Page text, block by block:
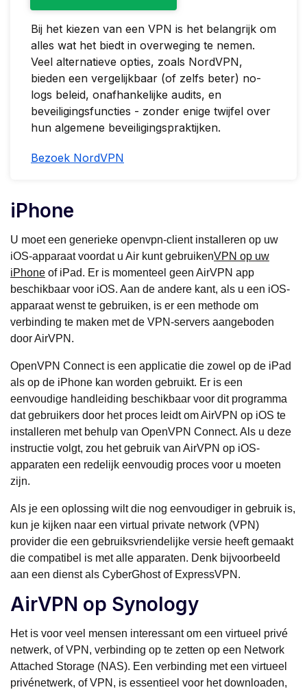
Bij het kiezen van een VPN is het belangrijk om
alles wat het biedt in overweging te nemen.
Veel alternatieve opties, zoals NordVPN,
bieden een vergelijkbaar (of zelfs beter) no-
logs beleid, onafhankelijke audits, en
beveiligingsfuncties - zonder enige twijfel over
hun algemene beveiligingspraktijken.
Bezoek NordVPN
iPhone
U moet een generieke openvpn-client installeren op uw
iOS-apparaat voordat u Air kunt gebruikenVPN op uw
iPhone of iPad. Er is momenteel geen AirVPN app
beschikbaar voor iOS. Aan de andere kant, als u een iOS-
apparaat wenst te gebruiken, is er een methode om
verbinding te maken met de VPN-servers aangeboden
door AirVPN.
OpenVPN Connect is een applicatie die zowel op de iPad
als op de iPhone kan worden gebruikt. Er is een
eenvoudige handleiding beschikbaar voor dit programma
dat gebruikers door het proces leidt om AirVPN op iOS te
installeren met behulp van OpenVPN Connect. Als u deze
instructie volgt, zou het gebruik van AirVPN op iOS-
apparaten een redelijk eenvoudig proces voor u moeten
zijn.
Als je een oplossing wilt die nog eenvoudiger in gebruik is,
kun je kijken naar een virtual private network (VPN)
provider die een gebruiksvriendelijke versie heeft gemaakt
die compatibel is met alle apparaten. Denk bijvoorbeeld
aan een dienst als CyberGhost of ExpressVPN.
AirVPN op Synology
Het is voor veel mensen interessant om een virtueel privé
netwerk, of VPN, verbinding op te zetten op een Network
Attached Storage (NAS). Een verbinding met een virtueel
privénetwerk, of VPN, is essentieel voor het downloaden,